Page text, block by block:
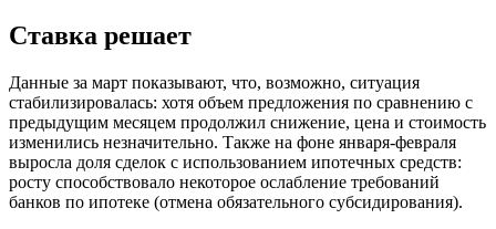
Ставка решает
Данные за март показывают, что, возможно, ситуация
стабилизировалась: хотя объем предложения по сравнению с
предыдущим месяцем продолжил снижение, цена и стоимость
изменились незначительно. Также на фоне января-февраля
выросла доля сделок с использованием ипотечных средств:
росту способствовало некоторое ослабление требований
банков по ипотеке (отмена обязательного субсидирования).